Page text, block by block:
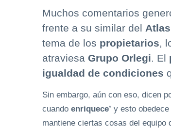
Muchos comentarios
frente a su similar del Atlas
tema de los propietarios,
atraviesa Grupo Orlegi. El
igualdad de condiciones
Sin embargo, aún con eso, dicen
cuando enriquece’ y esto
mantiene ciertas cosas del equipo